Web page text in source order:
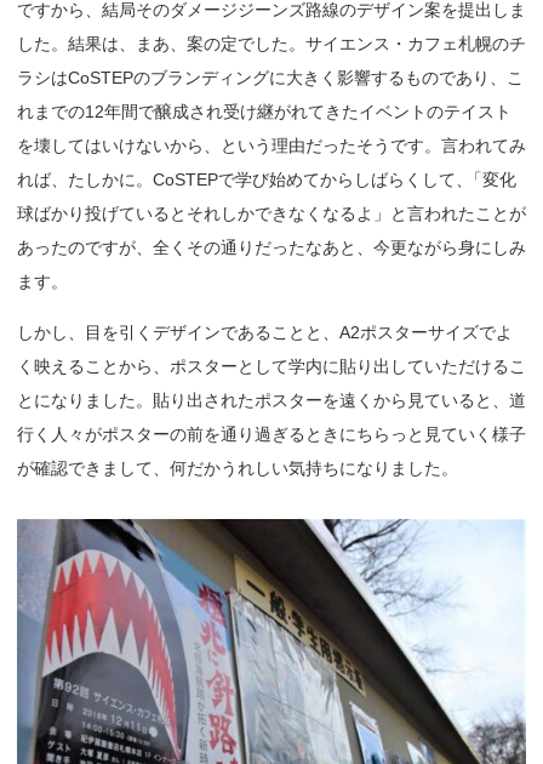
ですから、結局そのダメージジーンズ路線のデザイン案を提出しま
した。結果は、まあ、案の定でした。サイエンス・カフェ札幌のチ
ラシはCoSTEPのブランディングに大きく影響するものであり、こ
れまでの12年間で醸成され受け継がれてきたイベントのテイスト
を壊してはいけないから、という理由だったそうです。言われてみ
れば、たしかに。CoSTEPで学び始めてからしばらくして、
「変化
球ばかり投げているとそれしかできなくなるよ」と言われたことが
あったのですが、全くその通りだったなあと、今更ながら身にしみ
ます。
しかし、目を引くデザインであることと、A2ポスターサイズでよ
く映えることから、ポスターとして学内に貼り出していただけるこ
とになりました。貼り出されたポスターを遠くから見ていると、道
行く人々がポスターの前を通り過ぎるときにちらっと見ていく様子
が確認できまして、何だかうれしい気持ちになりました。